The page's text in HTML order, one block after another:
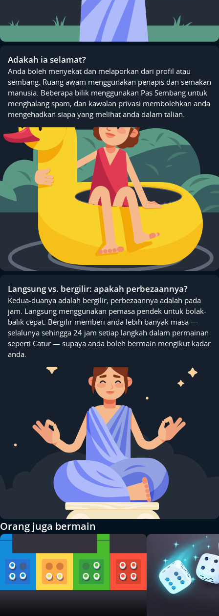
Adakah ia selamat?
Anda boleh menyekat dan melaporkan dari profil atau
sembang. Ruang awam menggunakan penapis dan semakan
manusia. Beberapa bilik menggunakan Pas Sembang untuk
menghalang spam, dan kawalan privasi membolehkan anda
mengehadkan siapa yang melihat anda dalam talian.
Langsung vs. bergilir: apakah perbezaannya?
Kedua-duanya adalah bergilir; perbezaannya adalah pada
jam. Langsung menggunakan pemasa pendek untuk bolak-
balik cepat. Bergilir memberi anda lebih banyak masa —
selalunya sehingga 24 jam setiap langkah dalam permainan
seperti Catur — supaya anda boleh bermain mengikut kadar
anda.
Orang juga bermain